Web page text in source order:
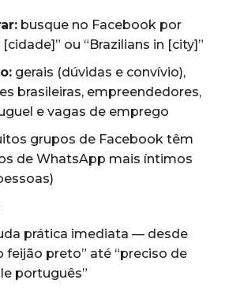
busque no Facebook por
ou “Brazilians in [city]”
gerais (dúvidas e convívio),
brasileiras, empreendedores,
e vagas de emprego
grupos de Facebook têm
de WhatsApp mais íntimos
prática imediata — desde
feijão preto” até “preciso de
português”